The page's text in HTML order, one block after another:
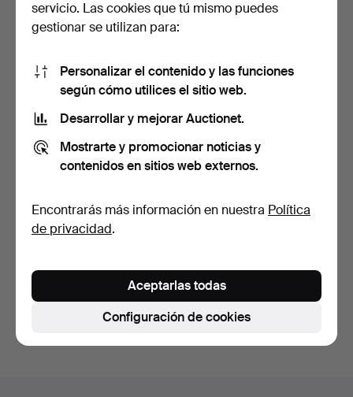
Perchero de estilo
Memphis, años 80.
232 USD
También puedes buscar ennuestro archivo de
subastas concluidas.
servicio. Las cookies que tú mismo puedes
gestionar se utilizan para:
Personalizar el contenido y las funciones
según cómo utilices el sitio web.
Desarrollar y mejorar Auctionet.
Mostrarte y promocionar noticias y
contenidos en sitios web externos.
Encontrarás más información en nuestra Política
de privacidad.
Configuración de cookies
Aceptarlas todas